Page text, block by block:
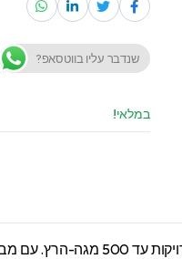
שנדבר עליו בווטסאפ?
במלאי!